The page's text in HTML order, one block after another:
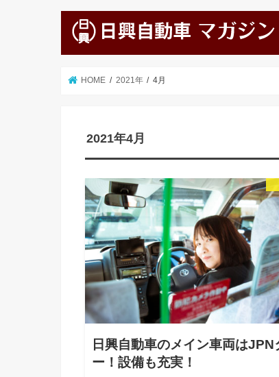
HOME 2021年 4月
2021年4月
日興自動車のメイン車両はJPN
ー！設備も充実！